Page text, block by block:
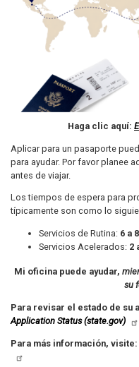
Haga clic aquí:
Aplicar para un pasaporte
para ayudar. Por favor planee
antes de viajar.
Los tiempos de espera para
típicamente son como lo
Servicios de Rutina: 6 a
Servicios Acelerados: 2
Mi oficina puede ayudar,
su
Para revisar el estado de su
Application Status (state.gov)
Para más información, visite: